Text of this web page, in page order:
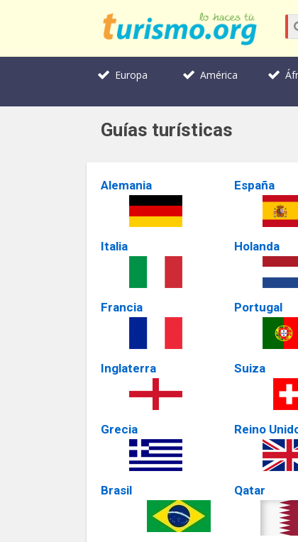
Europa América
Guías turísticas
Alemania
Italia
Francia
Inglaterra
Grecia
Brasil
España
Holanda
Portugal
Suiza
Reino
Qatar